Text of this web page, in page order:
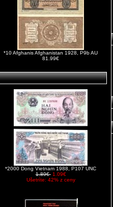
*10 Afghanis Afghanistan 1928, P9b AU
81.99€
*2000 Dong Vietnam 1988, P107 UNC
1.89€ 1.09€
Ušetríte: 42% z ceny